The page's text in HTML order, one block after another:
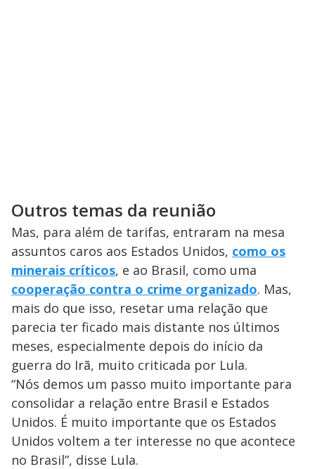
Outros temas da reunião
Mas, para além de tarifas, entraram na mesa
assuntos caros aos Estados Unidos, como os
minerais críticos, e ao Brasil, como uma
cooperação contra o crime organizado. Mas,
mais do que isso, resetar uma relação que
parecia ter ficado mais distante nos últimos
meses, especialmente depois do início da
guerra do Irã, muito criticada por Lula.
“Nós demos um passo muito importante para
consolidar a relação entre Brasil e Estados
Unidos. É muito importante que os Estados
Unidos voltem a ter interesse no que acontece
no Brasil”, disse Lula.